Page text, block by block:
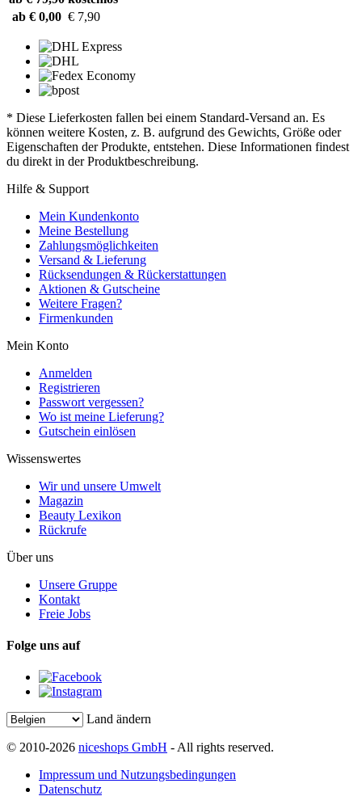
ab € 0,00 € 7,90
* Diese Lieferkosten fallen bei einem Standard-Versand an. Es
können weitere Kosten, z. B. aufgrund des Gewichts, Größe oder
Eigenschaften der Produkte, entstehen. Diese Informationen findest
du direkt in der Produktbeschreibung.
Hilfe & Support
Mein Kundenkonto
Meine Bestellung
Zahlungsmöglichkeiten
Versand & Lieferung
Rücksendungen & Rückerstattungen
Aktionen & Gutscheine
Weitere Fragen?
Firmenkunden
Mein Konto
Anmelden
Registrieren
Passwort vergessen?
Wo ist meine Lieferung?
Gutschein einlösen
Wissenswertes
Wir und unsere Umwelt
Magazin
Beauty Lexikon
Rückrufe
Über uns
Unsere Gruppe
Kontakt
Freie Jobs
Folge uns auf
Land ändern
© 2010-2026 niceshops GmbH - All rights reserved.
Impressum und Nutzungsbedingungen
Datenschutz